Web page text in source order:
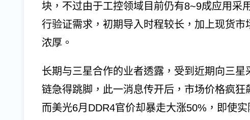
块，不过由于工控领域目前仍有8~9成应用采
行验证需求，初期导入时程较长，加上现货
浓厚。
长期与三星合作的业者透露，受到近期向三
链急得跳脚，此一消息传开后，市场价格疯
而美光6月DDR4官价却暴走大涨50%，即使